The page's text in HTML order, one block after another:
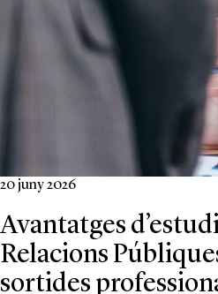
20 juny 2026
Avantatges
Relacions
sortides